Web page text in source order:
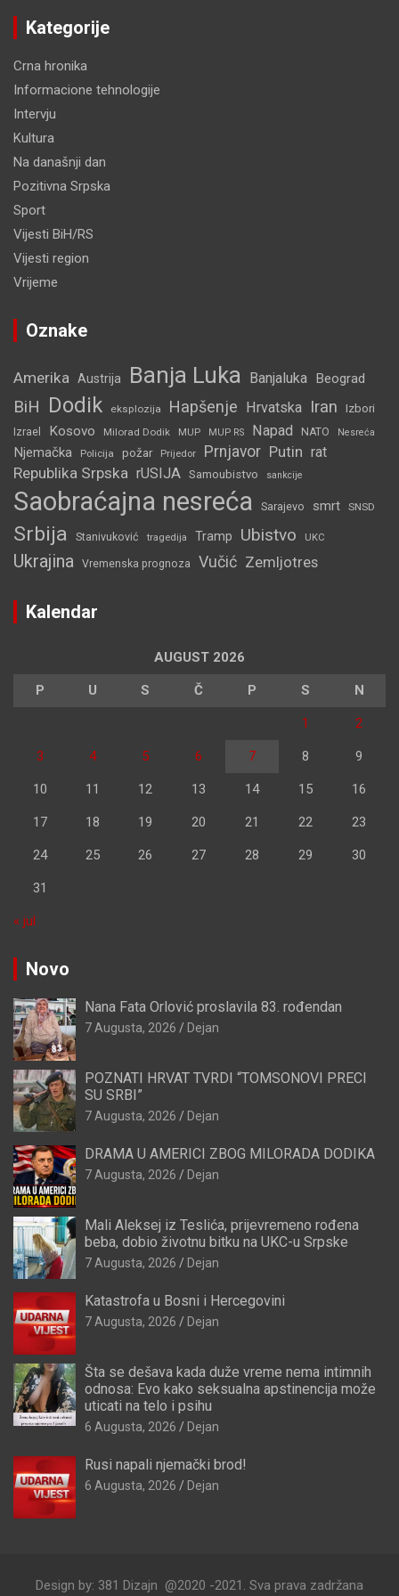
Kategorije
Crna hronika
Informacione tehnologije
Intervju
Kultura
Na današnji dan
Pozitivna Srpska
Sport
Vijesti BiH/RS
Vijesti region
Vrijeme
Oznake
Amerika Austrija Banja Luka Banjaluka Beograd
BiH Dodik eksplozija Hapšenje Hrvatska Iran Izbori
Izrael Kosovo Milorad Dodik MUP MUP RS Napad NATO Nesreća
Njemačka Policija požar Prijedor Prnjavor Putin rat
Republika Srpska rUSIJA Samoubistvo sankcije
Saobraćajna nesreća Sarajevo smrt SNSD
Srbija Stanivuković tragedija Tramp Ubistvo UKC
Ukrajina Vremenska prognoza Vučić Zemljotres
Kalendar
AUGUST 2026
P U S Č P S N
1 2
3 4 5 6 7 8 9
10 11 12 13 14 15 16
17 18 19 20 21 22 23
24 25 26 27 28 29 30
31
« jul
Novo
Nana Fata Orlović proslavila 83. rođendan
7 Augusta, 2026 Dejan
POZNATI HRVAT TVRDI “TOMSONOVI PRECI
SU SRBI”
7 Augusta, 2026 Dejan
DRAMA U AMERICI ZBOG MILORADA DODIKA
7 Augusta, 2026 Dejan
Mali Aleksej iz Teslića, prijevremeno rođena
beba, dobio životnu bitku na UKC-u Srpske
7 Augusta, 2026 Dejan
Katastrofa u Bosni i Hercegovini
7 Augusta, 2026 Dejan
Šta se dešava kada duže vreme nema intimnih
odnosa: Evo kako seksualna apstinencija može
uticati na telo i psihu
6 Augusta, 2026 Dejan
Rusi napali njemački brod!
6 Augusta, 2026 Dejan
Design by: 381 Dizajn @2020 -2021. Sva prava zadržana